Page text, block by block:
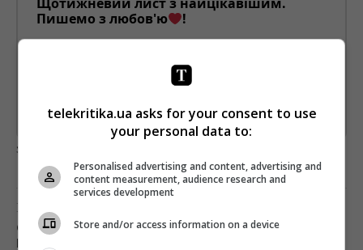
Пишемо з любов'ю
!
Підпишіться ще раз, якщо не отримуєте від нас листи
Предоставлено SendPulse
загрузка...
Предыдущий пост
СТАЛИ ИЗВЕСТНЫ ПОБЕДИТЕЛИ ПРЕМИИ
telekritika.ua asks for your consent to use
your personal data to:
Personalised advertising and content, advertising and
content measurement, audience research and
services development
Store and/or access information on a device